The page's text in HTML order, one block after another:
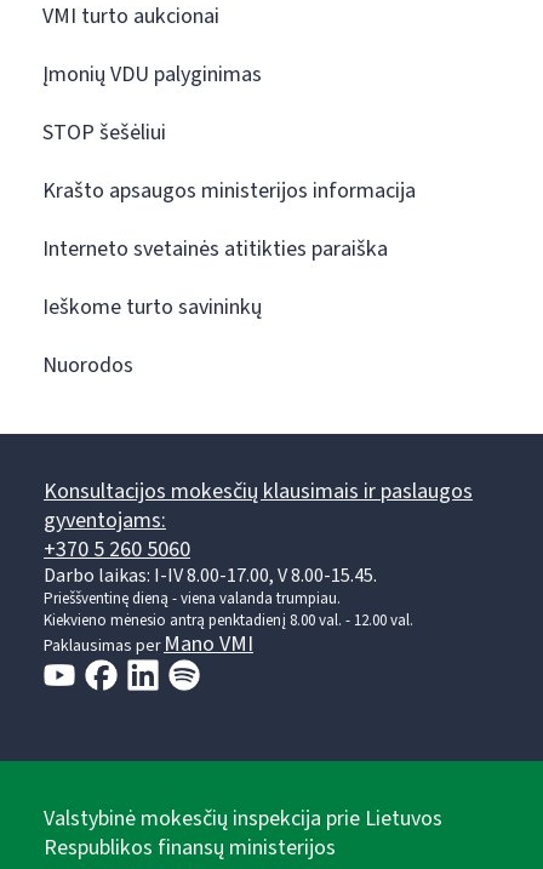
VMI turto aukcionai
Įmonių VDU palyginimas
STOP šešėliui
Krašto apsaugos ministerijos informacija
Interneto svetainės atitikties paraiška
Ieškome turto savininkų
Nuorodos
Konsultacijos mokesčių klausimais ir paslaugos
gyventojams:
+370 5 260 5060
Darbo laikas: I-IV 8.00-17.00, V 8.00-15.45.
Prieššventinę dieną - viena valanda trumpiau.
Kiekvieno mėnesio antrą penktadienį 8.00 val. - 12.00 val.
Paklausimas perMano VMI
Valstybinė mokesčių inspekcija prie Lietuvos
Respublikos finansų ministerijos